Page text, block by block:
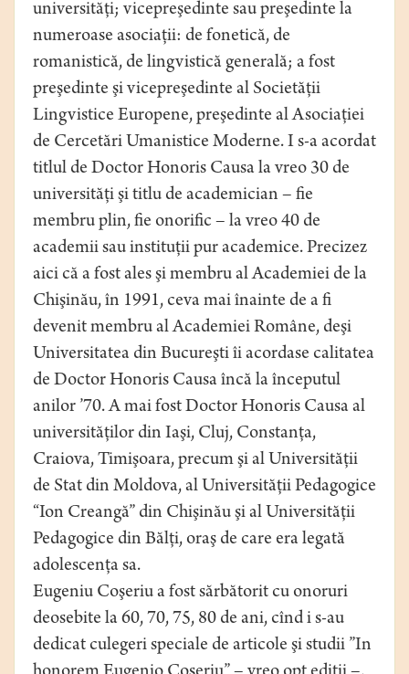
universităţi; vicepreşedinte sau preşedinte la
numeroase asociaţii: de fonetică, de
romanistică, de lingvistică generală; a fost
preşedinte şi vicepreşedinte al Societăţii
Lingvistice Europene, preşedinte al Asociaţiei
de Cercetări Umanistice Moderne. I s-a acordat
titlul de Doctor Honoris Causa la vreo 30 de
universităţi şi titlu de academician – fie
membru plin, fie onorific – la vreo 40 de
academii sau instituţii pur academice. Precizez
aici că a fost ales şi membru al Academiei de la
Chişinău, în 1991, ceva mai înainte de a fi
devenit membru al Academiei Române, deşi
Universitatea din Bucureşti îi acordase calitatea
de Doctor Honoris Causa încă la începutul
anilor ’70. A mai fost Doctor Honoris Causa al
universităţilor din Iaşi, Cluj, Constanţa,
Craiova, Timişoara, precum şi al Universităţii
de Stat din Moldova, al Universităţii Pedagogice
“Ion Creangă” din Chişinău şi al Universităţii
Pedagogice din Bălţi, oraş de care era legată
adolescenţa sa.
Eugeniu Coşeriu a fost sărbătorit cu onoruri
deosebite la 60, 70, 75, 80 de ani, cînd i s-au
dedicat culegeri speciale de articole şi studii ”In